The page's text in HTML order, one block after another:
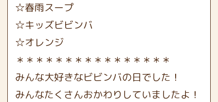
☆春雨スープ
☆キッズビビンバ
☆オレンジ
＊＊＊＊＊＊＊＊＊＊＊＊＊＊＊＊
みんな大好きなビビンバの日でした！
みんなたくさんおかわりしていましたよ！